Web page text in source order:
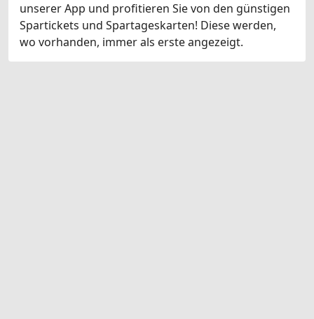
unserer App und profitieren Sie von den günstigen
Spartickets und Spartageskarten! Diese werden,
wo vorhanden, immer als erste angezeigt.